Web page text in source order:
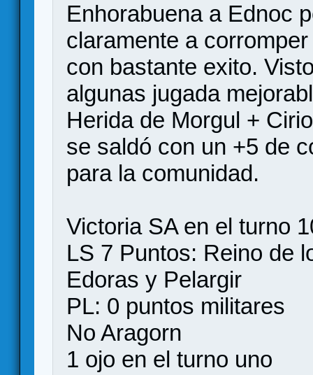
Enhorabuena a Ednoc
claramente a
con bastante exito.
algunas jugada
Herida de Morgul +
se saldó con un +5 de
para la comunidad.
Victoria SA en el turno
LS 7 Puntos: Reino de
Edoras y Pelargir
PL: 0 puntos militares
No Aragorn
1 ojo en el turno uno